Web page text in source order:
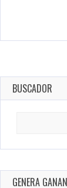
BUSCADOR
GENERA